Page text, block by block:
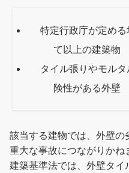
特定行政庁が定め
て以上の建築物
タイル張りやモル
険性がある外壁
該当する建物では、外壁の
重大な事故につながりかね
建築基準法では、外壁タ